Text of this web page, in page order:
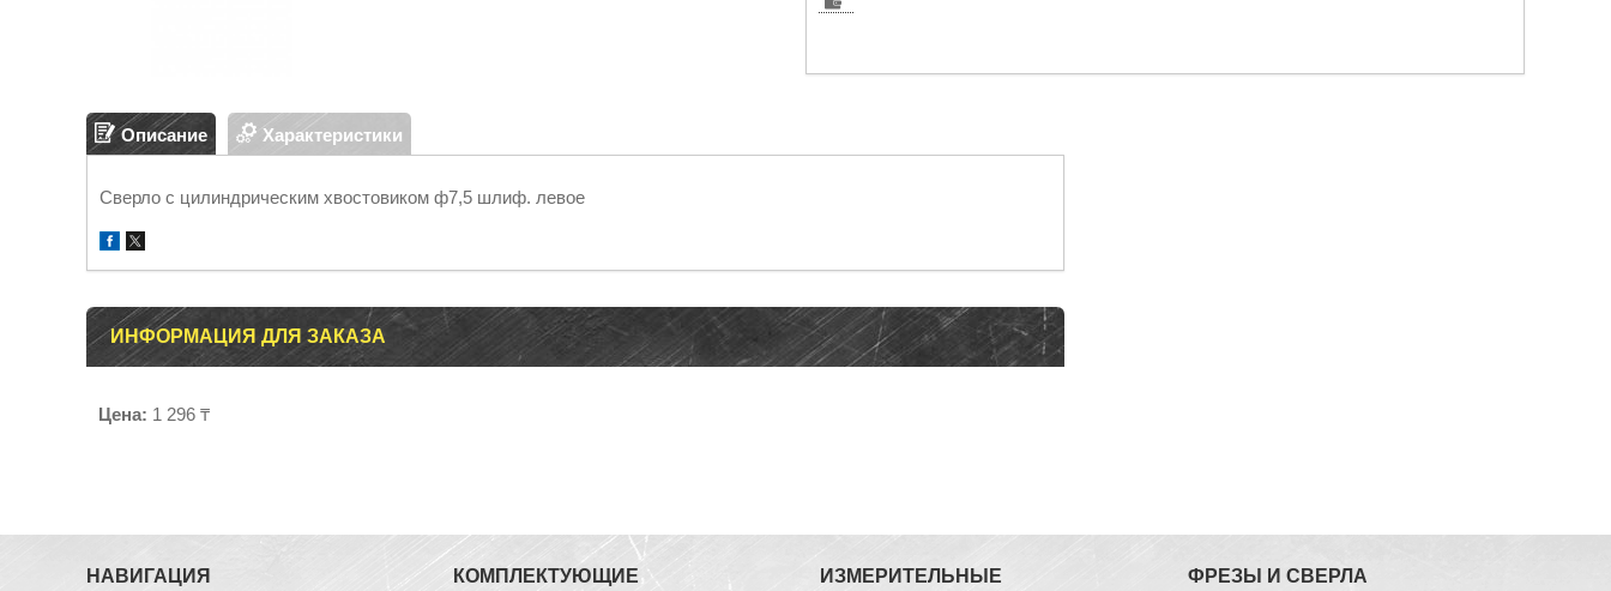
Описание Характеристики
Сверло с цилиндрическим хвостовиком ф7,5 шлиф. левое
ИНФОРМАЦИЯ ДЛЯ ЗАКАЗА
Цена: 1 296 ₸
НАВИГАЦИЯ КОМПЛЕКТУЮЩИЕ
ИЗМЕРИТЕЛЬНЫЕ
ФРЕЗЫ И СВЕРЛА